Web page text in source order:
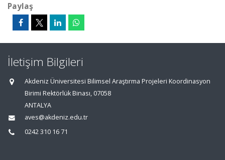
Paylaş
İletişim Bilgileri
Akdeniz Üniversitesi Bilimsel Araştırma Projeleri Koordinasyon
Birimi Rektörlük Binası, 07058
ANTALYA
aves@akdeniz.edu.tr
0242 310 16 71